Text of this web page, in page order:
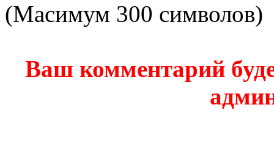
(Масимум 300 символов)
Ваш комментарий